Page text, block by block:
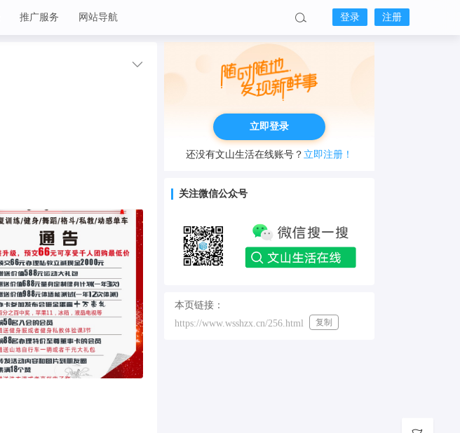
推广服务 网站导航 登录 注册
立即登录
还没有文山生活在线账号？ 立即注册！
关注微信公众号
本页链接：
https://www.wsshzx.cn/256.html
复制